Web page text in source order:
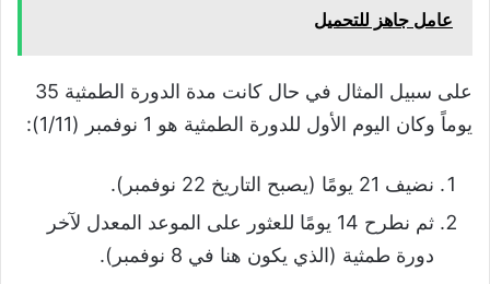
عامل جاهز للتحميل
على سبيل المثال في حال كانت مدة الدورة الطمثية 35
يوماً وكان اليوم الأول للدورة الطمثية هو 1 نوفمبر (1/11):
نضيف 21 يومًا (يصبح التاريخ 22 نوفمبر).
ثم نطرح 14 يومًا للعثور على الموعد المعدل لآخر
دورة طمثية (الذي يكون هنا في 8 نوفمبر).